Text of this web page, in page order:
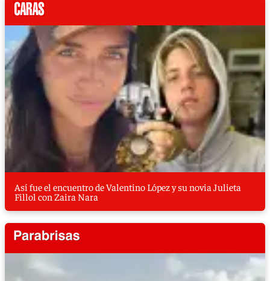
Así fue el encuentro de Valentino López y su novia Julieta
Fillol con Zaira Nara